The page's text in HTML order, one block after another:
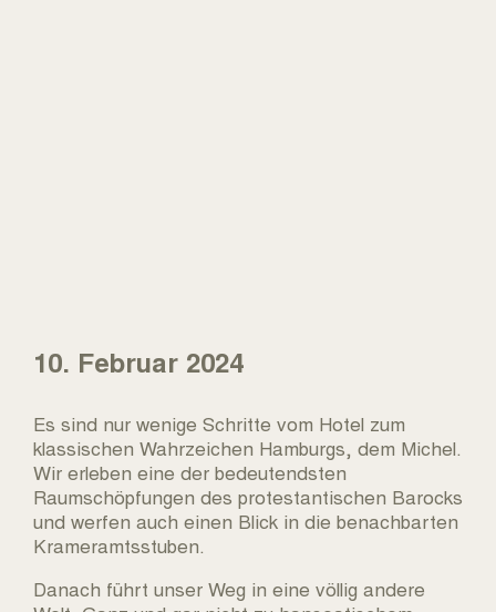
10. Februar 2024
Es sind nur wenige Schritte vom Hotel zum
klassischen Wahrzeichen Hamburgs, dem Michel.
Wir erleben eine der bedeutendsten
Raumschöpfungen des protestantischen Barocks
und werfen auch einen Blick in die benachbarten
Krameramtsstuben.
Danach führt unser Weg in eine völlig andere